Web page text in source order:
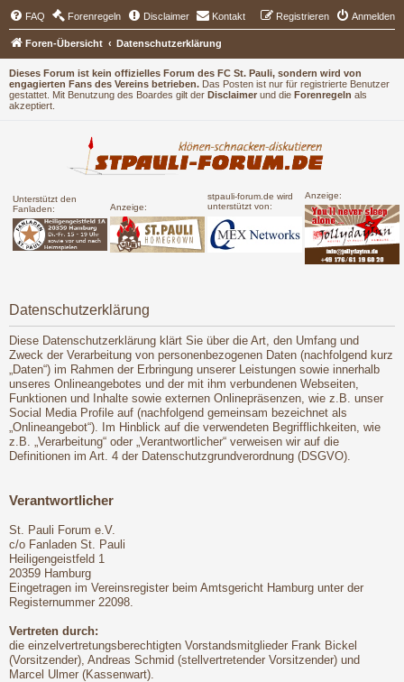
Dieses Forum ist kein offizielles Forum des FC St. Pauli, sondern wird von
engagierten Fans des Vereins betrieben. Das Posten ist nur für registrierte Benutzer
gestattet. Mit Benutzung des Boardes gilt der Disclaimer und die Forenregeln als
akzeptiert.
Unterstützt den
Fanladen:
Anzeige:
stpauli-forum.de wird
unterstützt von:
Anzeige:
FAQ Forenregeln Disclaimer Kontakt Anmelden
Registrieren
Foren-Übersicht Datenschutzerklärung
Datenschutzerklärung
Diese Datenschutzerklärung klärt Sie über die Art, den Umfang und
Zweck der Verarbeitung von personenbezogenen Daten (nachfolgend kurz
„Daten“) im Rahmen der Erbringung unserer Leistungen sowie innerhalb
unseres Onlineangebotes und der mit ihm verbundenen Webseiten,
Funktionen und Inhalte sowie externen Onlinepräsenzen, wie z.B. unser
Social Media Profile auf (nachfolgend gemeinsam bezeichnet als
„Onlineangebot“). Im Hinblick auf die verwendeten Begrifflichkeiten, wie
z.B. „Verarbeitung“ oder „Verantwortlicher“ verweisen wir auf die
Definitionen im Art. 4 der Datenschutzgrundverordnung (DSGVO).
Verantwortlicher
St. Pauli Forum e.V.
c/o Fanladen St. Pauli
Heiligengeistfeld 1
20359 Hamburg
Eingetragen im Vereinsregister beim Amtsgericht Hamburg unter der
Registernummer 22098.
Vertreten durch:
die einzelvertretungsberechtigten Vorstandsmitglieder Frank Bickel
(Vorsitzender), Andreas Schmid (stellvertretender Vorsitzender) und
Marcel Ulmer (Kassenwart).